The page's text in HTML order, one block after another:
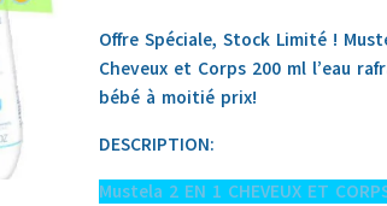
Offre Spéciale, Stock Limité !
Cheveux et Corps 200 ml l’eau
bébé à moitié prix!
DESCRIPTION:
Mustela 2 EN 1 CHEVEUX ET